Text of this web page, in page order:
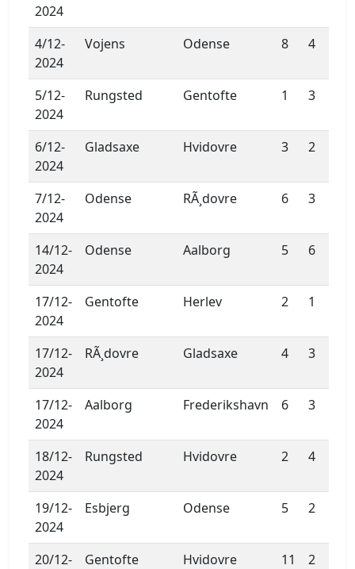
2024
4/12-
2024
Vojens Odense 8 4
5/12-
2024
Rungsted Gentofte 1 3
6/12-
2024
Gladsaxe Hvidovre 3 2
7/12-
2024
Odense RÃ¸dovre 6 3
14/12-
2024
Odense Aalborg 5 6
17/12-
2024
Gentofte Herlev 2 1
17/12-
2024
RÃ¸dovre Gladsaxe 4 3
17/12-
2024
Aalborg Frederikshavn 6 3
18/12-
2024
Rungsted Hvidovre 2 4
19/12-
2024
Esbjerg Odense 5 2
20/12-
Gentofte Hvidovre 11 2